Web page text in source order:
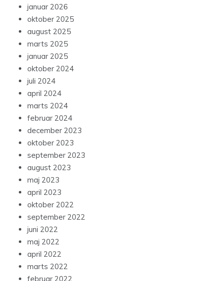
januar 2026
oktober 2025
august 2025
marts 2025
januar 2025
oktober 2024
juli 2024
april 2024
marts 2024
februar 2024
december 2023
oktober 2023
september 2023
august 2023
maj 2023
april 2023
oktober 2022
september 2022
juni 2022
maj 2022
april 2022
marts 2022
februar 2022